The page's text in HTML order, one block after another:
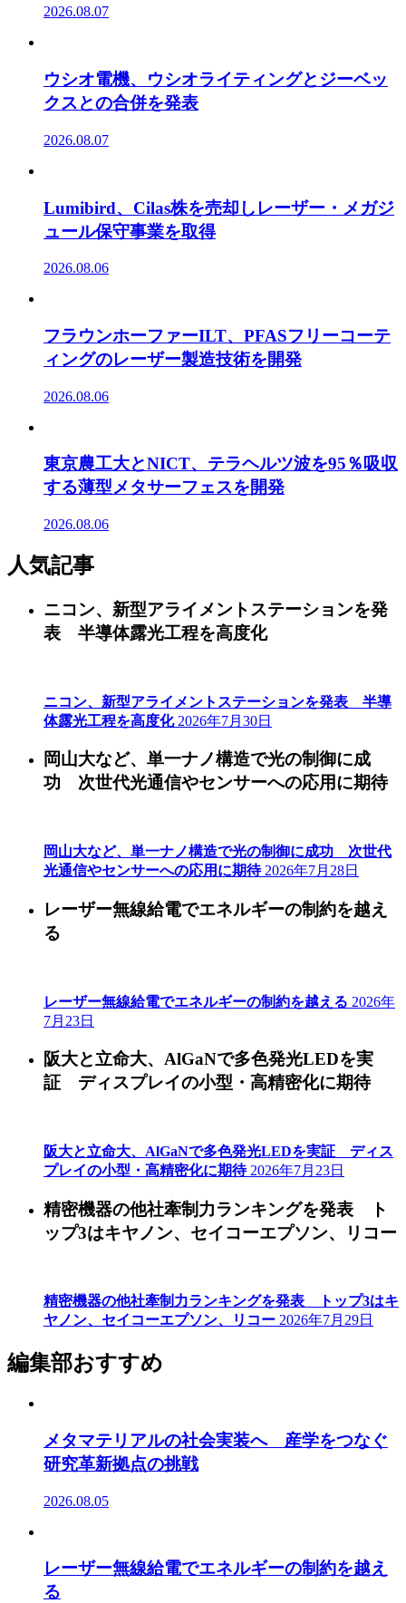
2026.08.07
ウシオ電機、ウシオライティングとジーベッ
クスとの合併を発表
2026.08.07
Lumibird、Cilas株を売却しレーザー・メガジ
ュール保守事業を取得
2026.08.06
フラウンホーファーILT、PFASフリーコーテ
ィングのレーザー製造技術を開発
2026.08.06
東京農工大とNICT、テラヘルツ波を95％吸収
する薄型メタサーフェスを開発
2026.08.06
人気記事
ニコン、新型アライメントステーションを発
表 半導体露光工程を高度化
ニコン、新型アライメントステーションを発表 半導
体露光工程を高度化 2026年7月30日
岡山大など、単一ナノ構造で光の制御に成
功 次世代光通信やセンサーへの応用に期待
岡山大など、単一ナノ構造で光の制御に成功 次世代
光通信やセンサーへの応用に期待 2026年7月28日
レーザー無線給電でエネルギーの制約を越え
る
レーザー無線給電でエネルギーの制約を越える 2026年
7月23日
阪大と立命大、AlGaNで多色発光LEDを実
証 ディスプレイの小型・高精密化に期待
阪大と立命大、AlGaNで多色発光LEDを実証 ディス
プレイの小型・高精密化に期待 2026年7月23日
精密機器の他社牽制力ランキングを発表 ト
ップ3はキヤノン、セイコーエプソン、リコー
精密機器の他社牽制力ランキングを発表 トップ3はキ
ヤノン、セイコーエプソン、リコー 2026年7月29日
編集部おすすめ
メタマテリアルの社会実装へ 産学をつなぐ
研究革新拠点の挑戦
2026.08.05
レーザー無線給電でエネルギーの制約を越え
る